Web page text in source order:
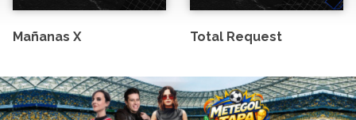
Mañanas X Total Request